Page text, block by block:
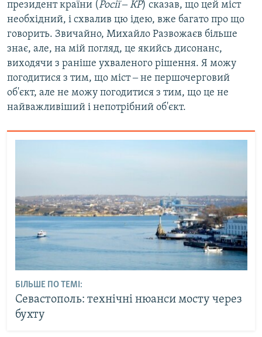
президент країни (Росії ‒ КР) сказав, що цей міст
необхідний, і схвалив цю ідею, вже багато про що
говорить. Звичайно, Михайло Развожаєв більше
знає, але, на мій погляд, це якийсь дисонанс,
виходячи з раніше ухваленого рішення. Я можу
погодитися з тим, що міст ‒ не першочерговий
об'єкт, але не можу погодитися з тим, що це не
найважливіший і непотрібний об'єкт.
БІЛЬШЕ ПО ТЕМІ:
Севастополь: технічні нюанси мосту через
бухту